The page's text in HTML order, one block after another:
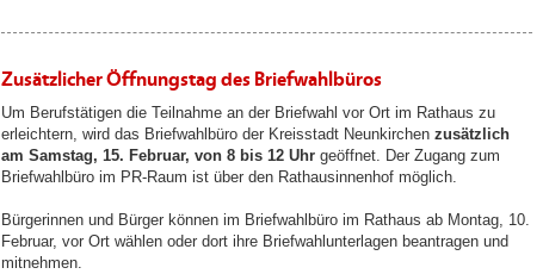
Zusätzlicher Öffnungstag des Briefwahlbüros
Um Berufstätigen die Teilnahme an der Briefwahl vor Ort im Rathaus zu
erleichtern, wird das Briefwahlbüro der Kreisstadt Neunkirchen zusätzlich
am Samstag, 15. Februar, von 8 bis 12 Uhr geöffnet. Der Zugang zum
Briefwahlbüro im PR-Raum ist über den Rathausinnenhof möglich.
Bürgerinnen und Bürger können im Briefwahlbüro im Rathaus ab Montag, 10.
Februar, vor Ort wählen oder dort ihre Briefwahlunterlagen beantragen und
mitnehmen.